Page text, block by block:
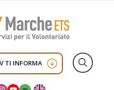
TI INFORMA